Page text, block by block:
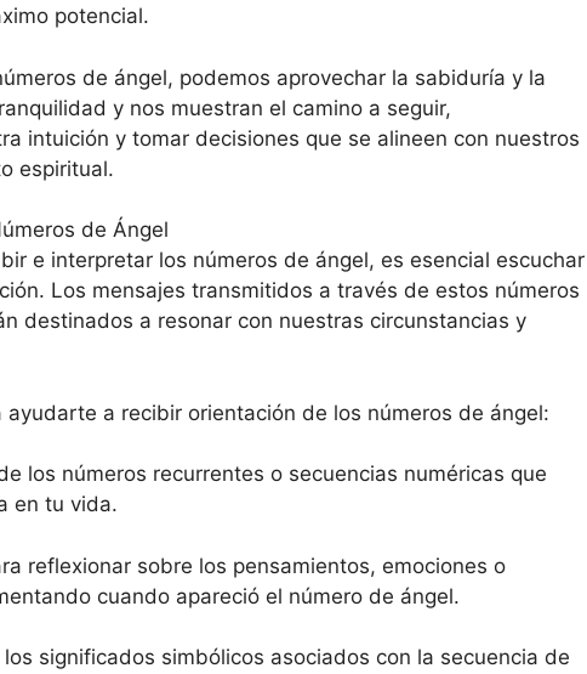
potencial.
de ángel, podemos aprovechar la sabiduría y la
y nos muestran el camino a seguir,
intuición y tomar decisiones que se alineen con nuestros
espiritual.
de Ángel
e interpretar los números de ángel, es esencial escuchar
Los mensajes transmitidos a través de estos números
destinados a resonar con nuestras circunstancias y
a recibir orientación de los números de ángel:
los números recurrentes o secuencias numéricas que
en tu vida.
reflexionar sobre los pensamientos, emociones o
cuando apareció el número de ángel.
significados simbólicos asociados con la secuencia de